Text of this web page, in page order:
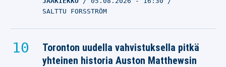
SALTTU FORSSTRÖM
Toronton uudella vahvistuksella pitkä
yhteinen historia Auston Matthewsin